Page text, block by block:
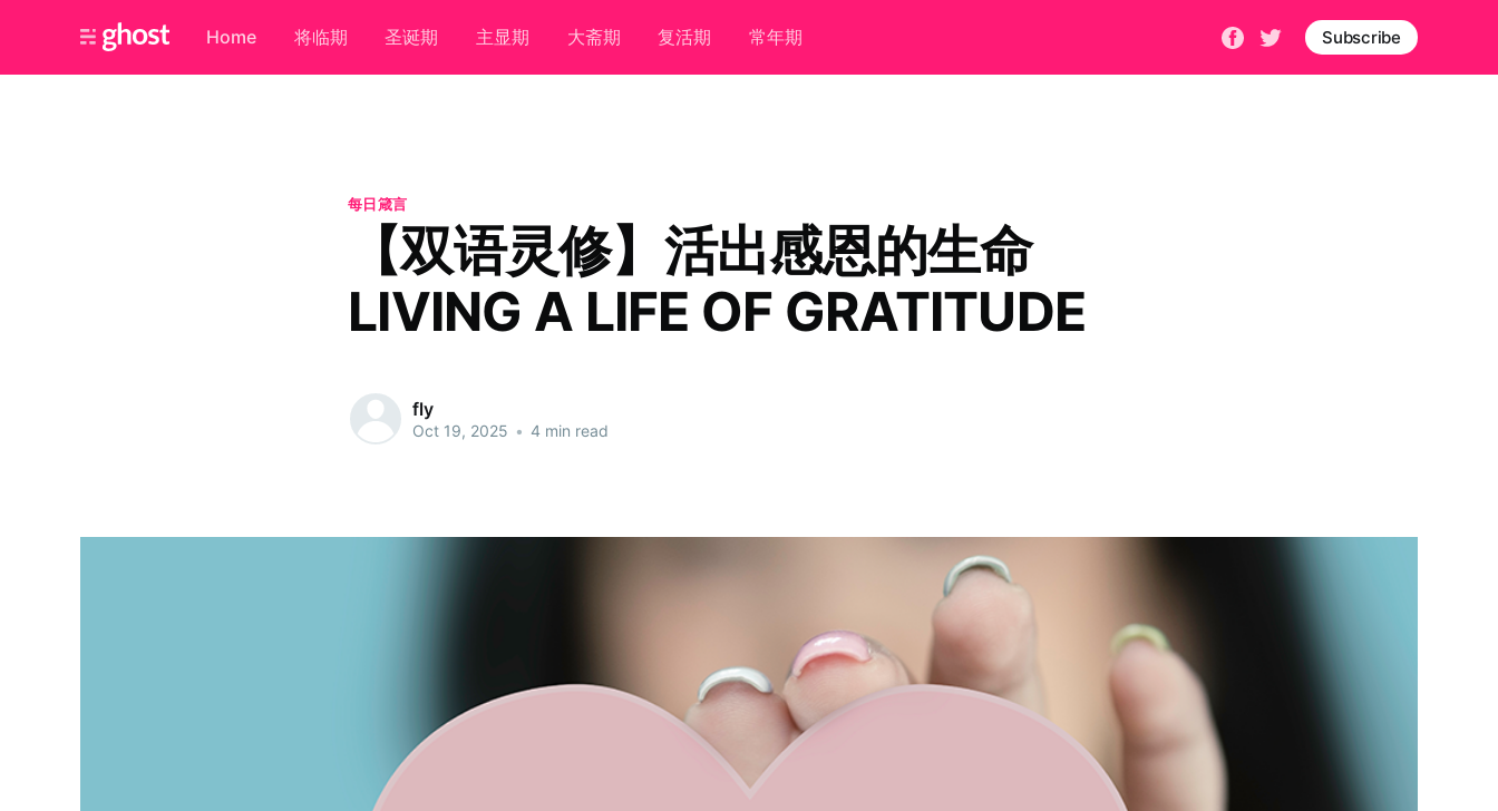
Home 将临期 圣诞期 主显期 大斋期 复活期 常年期 Subscribe
每日箴言
【双语灵修】活出感恩的生命
LIVING A LIFE OF GRATITUDE
fly
Oct 19, 2025 • 4 min read